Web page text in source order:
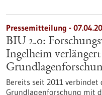
Pressemitteilung -
BIU 2.0:
Ingelheim
Bereits seit 2011 verbindet
Grundlagenforschung mit